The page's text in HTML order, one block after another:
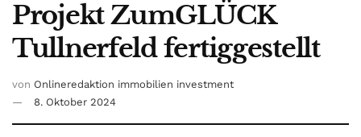
Projekt ZumGLÜCK
Tullnerfeld fertiggestellt
von Onlineredaktion immobilien investment
8. Oktober 2024